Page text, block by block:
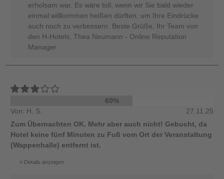
erholsam war. Es wäre toll, wenn wir Sie bald wieder
einmal willkommen heißen dürften, um Ihre Eindrücke
auch noch zu verbessern. Beste Grüße, Ihr Team von
den H-Hotels, Thea Neumann - Online Reputation
Manager
60%
Von: H. S.
27.11.25
Zum Übernachten OK. Mehr aber auch nicht! Gebucht, da
Hotel keine fünf Minuten zu Fuß vom Ort der Veranstaltung
(Wappenhalle) entfernt ist.
Details anzeigen